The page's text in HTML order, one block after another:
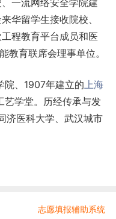
一流网络安全学院建
华留学生接收院校、
程教育平台成员和医
教育联席会理事单位。
院、1907年建立的上海
艺学堂。历经传承与发
济医科大学、武汉城市
志愿填报辅助系统